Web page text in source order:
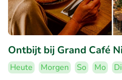
Ontbijt bij Grand Café
Heute Morgen So Mo Di